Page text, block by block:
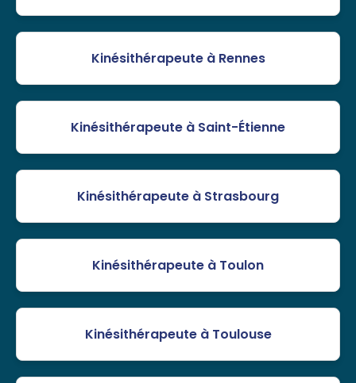
Kinésithérapeute à Rennes
Kinésithérapeute à Saint-Étienne
Kinésithérapeute à Strasbourg
Kinésithérapeute à Toulon
Kinésithérapeute à Toulouse